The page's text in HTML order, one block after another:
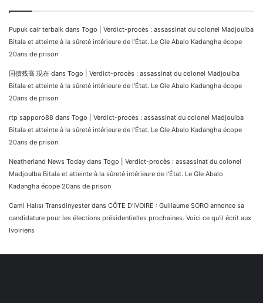
Pupuk cair terbaik dans Togo | Verdict-procès : assassinat du colonel Madjoulba
Bitala et atteinte à la sûreté intérieure de l’État. Le Gle Abalo Kadangha écope
20ans de prison
国債残高 現在 dans Togo | Verdict-procès : assassinat du colonel Madjoulba
Bitala et atteinte à la sûreté intérieure de l’État. Le Gle Abalo Kadangha écope
20ans de prison
rtp sapporo88 dans Togo | Verdict-procès : assassinat du colonel Madjoulba
Bitala et atteinte à la sûreté intérieure de l’État. Le Gle Abalo Kadangha écope
20ans de prison
Neatherland News Today dans Togo | Verdict-procès : assassinat du colonel
Madjoulba Bitala et atteinte à la sûreté intérieure de l’État. Le Gle Abalo
Kadangha écope 20ans de prison
Cami Halısı Transdinyester dans CÔTE D’IVOIRE : Guillaume SORO annonce sa
candidature pour les élections présidentielles prochaines. Voici ce qu’il écrit aux
Ivoiriens